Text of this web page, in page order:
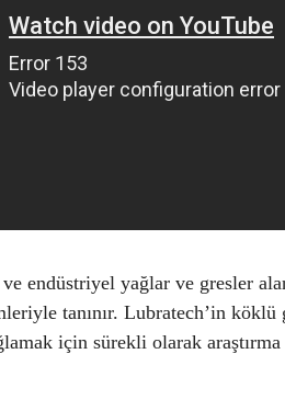
endüstriyel yağlar ve gresler
tanınır. Lubratech’in
için sürekli olarak araştırma